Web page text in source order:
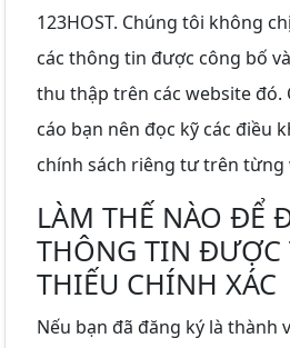
123HOST. Chúng tôi không
các thông tin được công bố
thu thập trên các website đó.
cáo bạn nên đọc kỹ các điều
chính sách riêng tư trên từng
LÀM THẾ NÀO ĐỂ
THÔNG TIN ĐƯỢC
THIẾU CHÍNH XÁC
Nếu bạn đã đăng ký là thành